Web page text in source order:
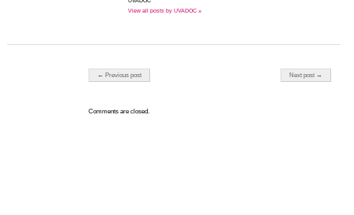
View all posts by UVADOC »
Post navigation
← Previous post Next post →
Comments are closed.